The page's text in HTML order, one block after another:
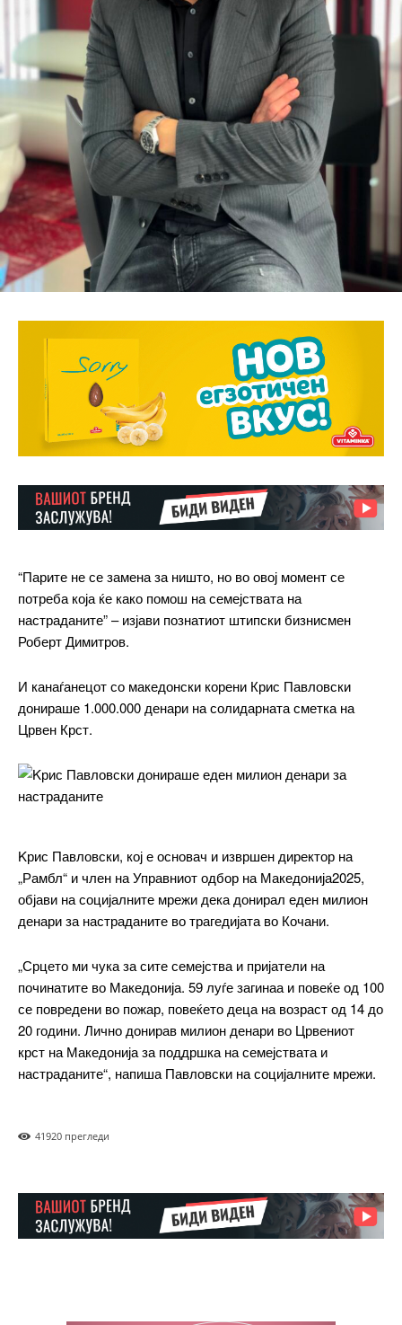
━ pricing plans
Free
бесплатно
Etiam est nibh, lobortis sit
Praesent euismod ac
Ut mollis pellentesque tortor
“Парите не се замена за ништо, но во овој момент се
потреба која ќе како помош на семејствата на
настраданите” – изјави познатиот штипски бизнисмен
Роберт Димитров.
И канаѓанецот со македонски корени Крис Павловски
донираше 1.000.000 денари на солидарната сметка на
Црвен Крст.
Kрис Павловски, кој е основач и извршен директор на
„Рамбл“ и член на Управниот одбор на Македонија2025,
објави на социјалните мрежи дека донирал еден милион
денари за настраданите во трагедијата во Кочани.
„Срцето ми чука за сите семејства и пријатели на
починатите во Македонија. 59 луѓе загинаа и повеќе од 100
се повредени во пожар, повеќето деца на возраст од 14 до
20 години. Лично донирав милион денари во Црвениот
крст на Македонија за поддршка на семејствата и
настраданите“, напиша Павловски на социјалните мрежи.
41920 прегледи